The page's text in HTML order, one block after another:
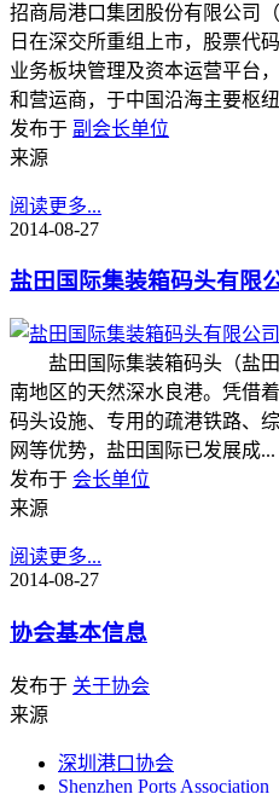
招商局港口集团股份有限公司
日在深交所重组上市，股票代
业务板块管理及资本运营平台
和营运商，于中国沿海主要枢
发布于 副会长单位
来源
阅读更多...
2014-08-27
盐田国际集装箱码头有限
盐田国际集装箱码头（盐田
南地区的天然深水良港。凭借
码头设施、专用的疏港铁路、
网等优势，盐田国际已发展成...
发布于 会长单位
来源
阅读更多...
2014-08-27
协会基本信息
发布于 关于协会
来源
深圳港口协会
Shenzhen Ports Association